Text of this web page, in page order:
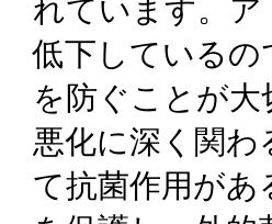
れています。
低下しているの
を防ぐことが
悪化に深く関
て抗菌作用が